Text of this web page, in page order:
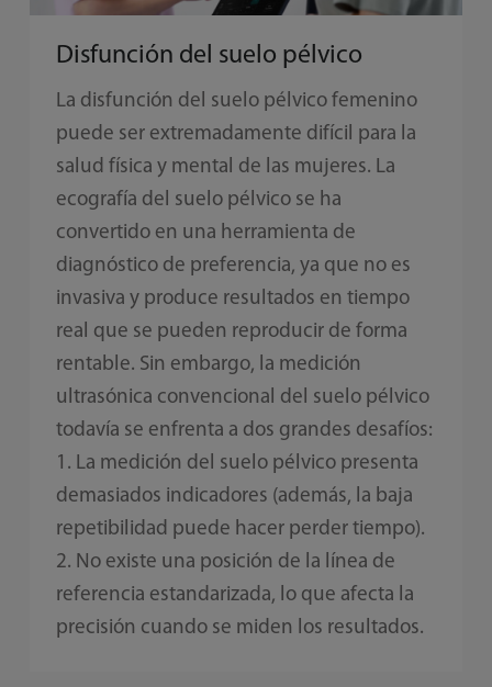
Disfunción del suelo pélvico
La disfunción del suelo pélvico femenino
puede ser extremadamente difícil para la
salud física y mental de las mujeres. La
ecografía del suelo pélvico se ha
convertido en una herramienta de
diagnóstico de preferencia, ya que no es
invasiva y produce resultados en tiempo
real que se pueden reproducir de forma
rentable. Sin embargo, la medición
ultrasónica convencional del suelo pélvico
todavía se enfrenta a dos grandes desafíos:
1. La medición del suelo pélvico presenta
demasiados indicadores (además, la baja
repetibilidad puede hacer perder tiempo).
2. No existe una posición de la línea de
referencia estandarizada, lo que afecta la
precisión cuando se miden los resultados.